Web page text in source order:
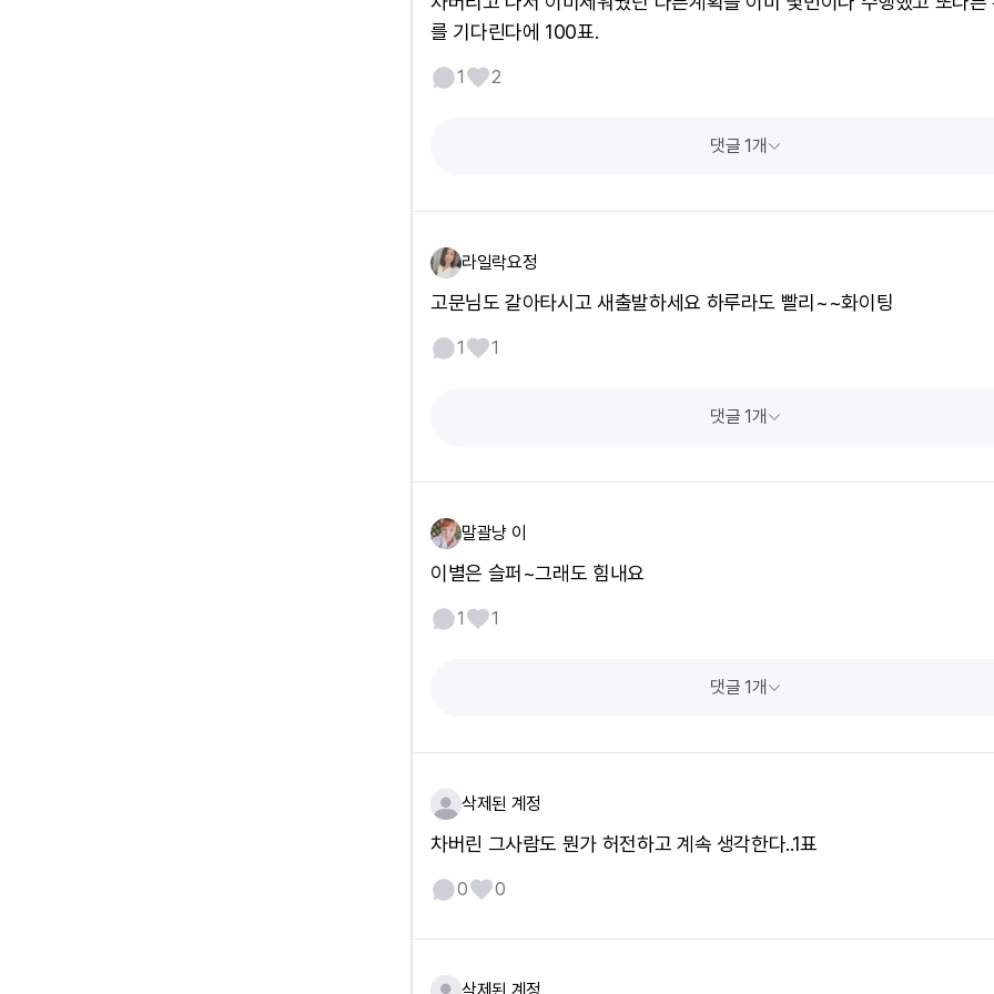
를 기다린다에 100표.
1 2
댓글 1개
라일락요정
고문님도 갈아타시고 새출발하세요 하루라도 빨리~~화이팅
1 1
댓글 1개
말괄냥 이
이별은 슬퍼~그래도 힘내요
1 1
댓글 1개
삭제된 계정
차버린 그사람도 뭔가 허전하고 계속 생각한다..1표
0 0